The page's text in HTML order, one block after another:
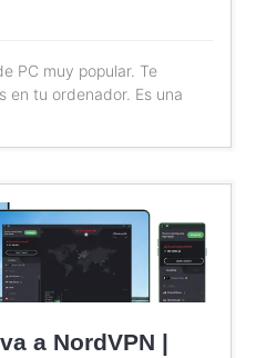
PC muy popular. Te
en tu ordenador. Es una
a NordVPN |